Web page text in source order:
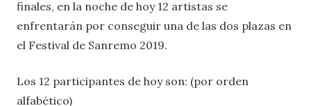
finales, en la noche de hoy 12 artistas se
enfrentarán por conseguir una de las dos plazas en
el Festival de Sanremo 2019.
Los 12 participantes de hoy son: (por orden
alfabético)